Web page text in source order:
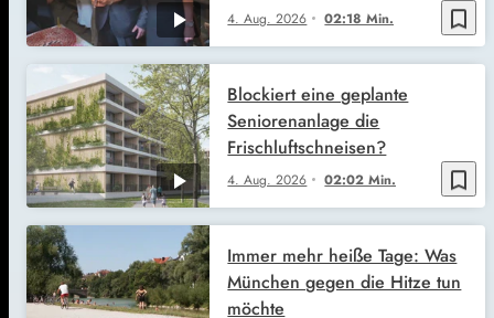
bookmark_border
4. Aug. 2026 02:18 Min.
bookmark_border
4. Aug. 2026 02:02 Min.
Blockiert eine geplante
Seniorenanlage die
Frischluftschneisen?
Immer mehr heiße Tage: Was
München gegen die Hitze tun
möchte